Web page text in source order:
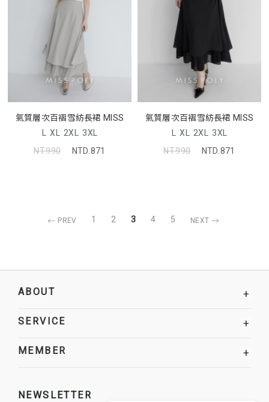
氣質層次百褶雪紡長裙 MISS
L XL 2XL 3XL
NT.990
NTD.871
氣質層次百褶雪紡長裙 MISS
L XL 2XL 3XL
NT.990
NTD.871
PREV 1 2 3 4 5 NEXT
ABOUT +
SERVICE +
MEMBER +
NEWSLETTER